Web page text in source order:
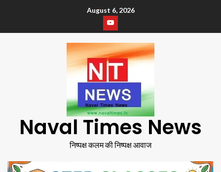
August 6, 2026
Naval Times News
निष्पक्ष कलम की निष्पक्ष आवाज